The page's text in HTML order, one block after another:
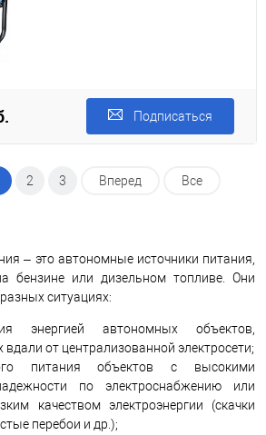
Подписаться
2 3 Вперед Все
– это автономные источники питания,
бензине или дизельном топливе. Они
ситуациях:
энергией автономных объектов,
от централизованной электросети;
питания объектов с высокими
по электроснабжению или
качеством электроэнергии (скачки
перебои и др.);